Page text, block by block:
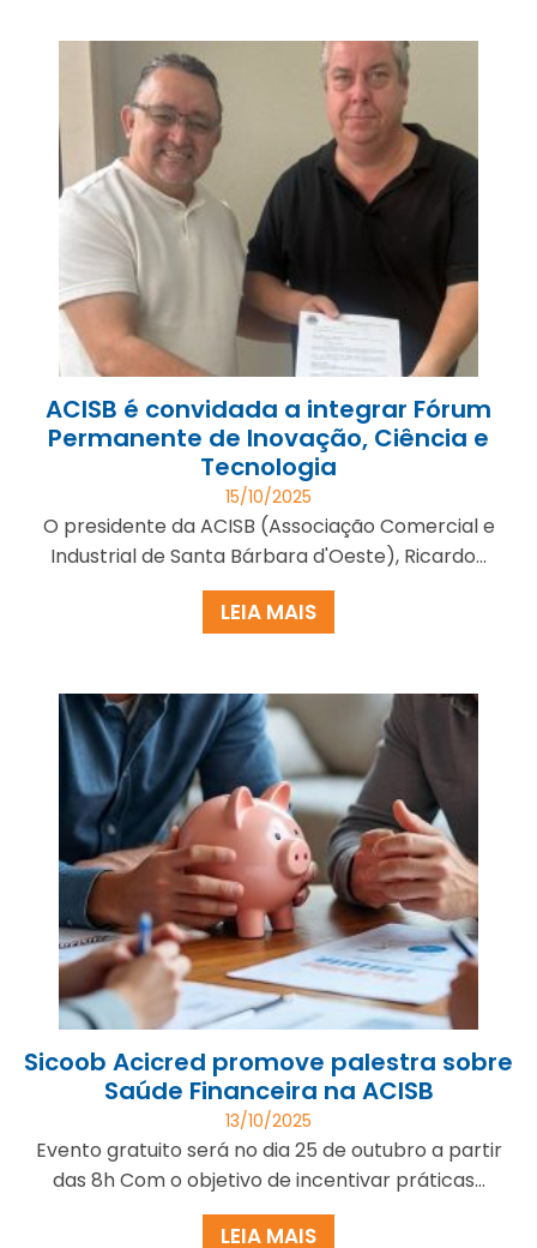
ACISB é convidada a integrar Fórum
Permanente de Inovação, Ciência e
Tecnologia
15/10/2025
O presidente da ACISB (Associação Comercial e
Industrial de Santa Bárbara d'Oeste), Ricardo...
LEIA MAIS
Sicoob Acicred promove palestra sobre
Saúde Financeira na ACISB
13/10/2025
Evento gratuito será no dia 25 de outubro a partir
das 8h Com o objetivo de incentivar práticas...
LEIA MAIS